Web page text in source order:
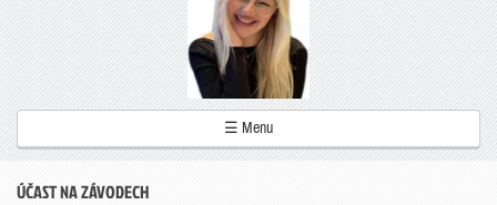
☰ Menu
ÚČAST NA ZÁVODECH